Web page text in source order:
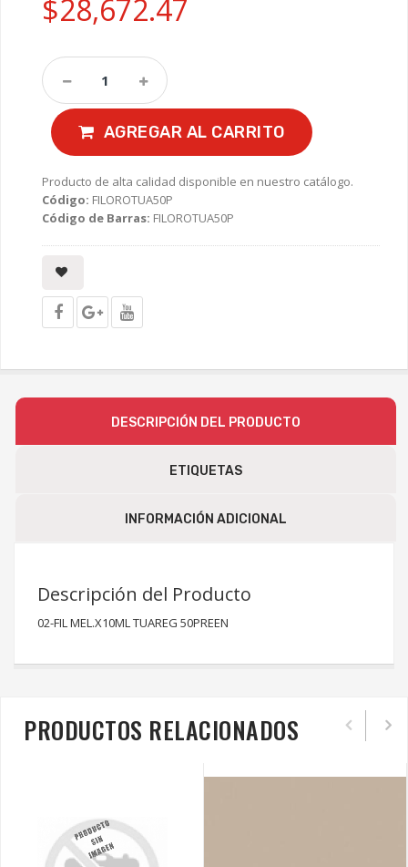
$28,672.47
AGREGAR AL CARRITO
Producto de alta calidad disponible en nuestro catálogo.
Código: FILOROTUA50P
Código de Barras: FILOROTUA50P
DESCRIPCIÓN DEL PRODUCTO
ETIQUETAS
INFORMACIÓN ADICIONAL
Descripción del Producto
02-FIL MEL.X10ML TUAREG 50PREEN
PRODUCTOS RELACIONADOS